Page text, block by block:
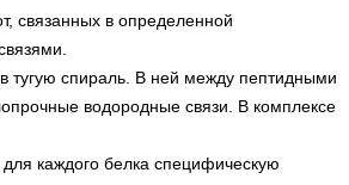
связанных в определенной
тугую спираль. В ней между пептидными
водородные связи. В комплексе
каждого белка специфическую